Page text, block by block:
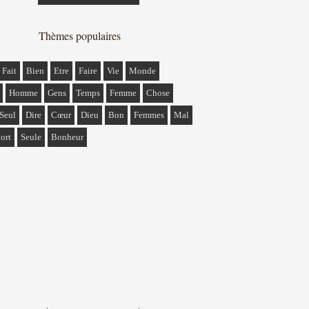
Thèmes populaires
Fait Bien Etre Faire Vie Monde
Homme Gens Temps Femme Chose
Seul Dire Cœur Dieu Bon Femmes Mal
Seule Bonheur